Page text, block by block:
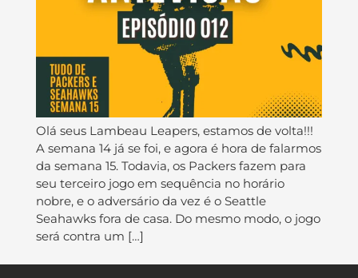
Olá seus Lambeau Leapers, estamos de volta!!!
A semana 14 já se foi, e agora é hora de falarmos
da semana 15. Todavia, os Packers fazem para
seu terceiro jogo em sequência no horário
nobre, e o adversário da vez é o Seattle
Seahawks fora de casa. Do mesmo modo, o jogo
será contra um […]